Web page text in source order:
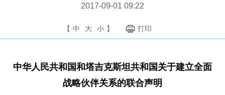
2017-09-01 09:22
【 中 大 小 】 打印
中华人民共和国和塔吉克斯坦共和国关于建立全面
战略伙伴关系的联合声明